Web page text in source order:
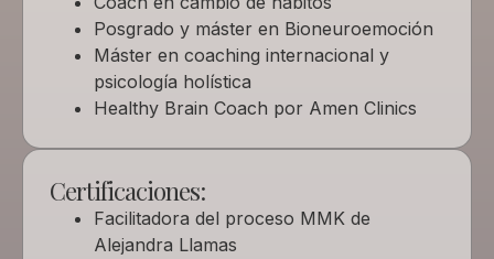
Posgrado y máster en Bioneuroemoción
Máster en coaching internacional y
psicología holística
Healthy Brain Coach por Amen Clinics
Certificaciones:
Facilitadora del proceso MMK de
Alejandra Llamas